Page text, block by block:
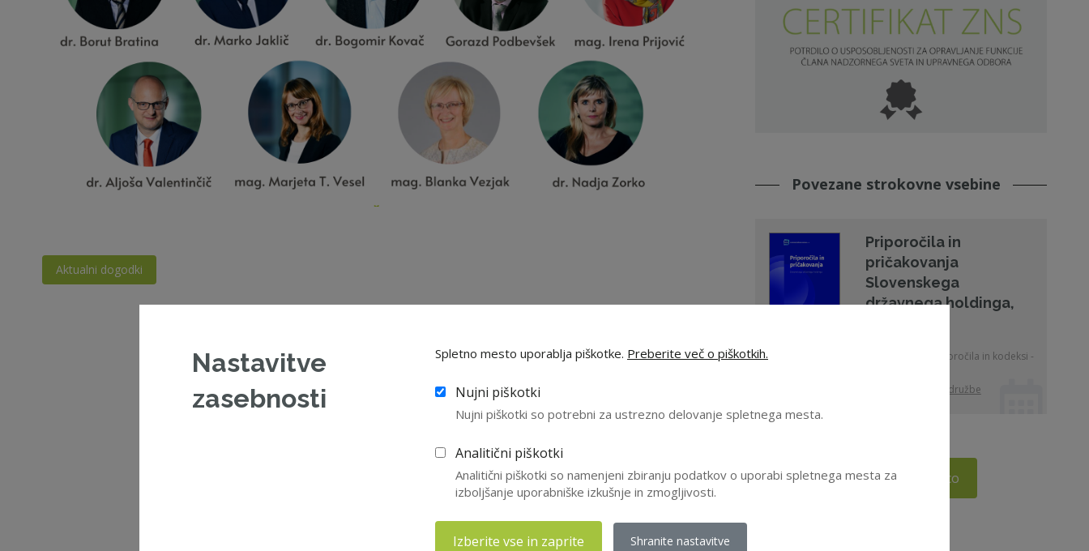
Aktualni dogodki
Povezane strokovne vsebine
Priporočila in
pričakovanja
Slovenskega
državnega holdinga,
22. 06. 2026 - Priporočila in kodeksi -
državne družbe
Vstopite v knjižnico
Nastavitve
zasebnosti
Spletno mesto uporablja piškotke. Preberite več o piškotkih.
Nujni piškotki
Nujni piškotki so potrebni za ustrezno delovanje spletnega mesta.
Analitični piškotki
Analitični piškotki so namenjeni zbiranju podatkov o uporabi spletnega mesta za
izboljšanje uporabniške izkušnje in zmogljivosti.
Izberite vse in zaprite Shranite nastavitve